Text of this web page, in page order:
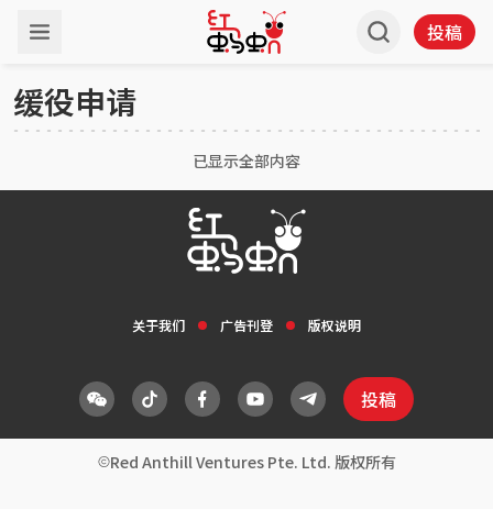
投稿
缓役申请
已显示全部内容
关于我们 广告刊登 版权说明
投稿
Red Anthill Ventures Pte. Ltd. 版权所有